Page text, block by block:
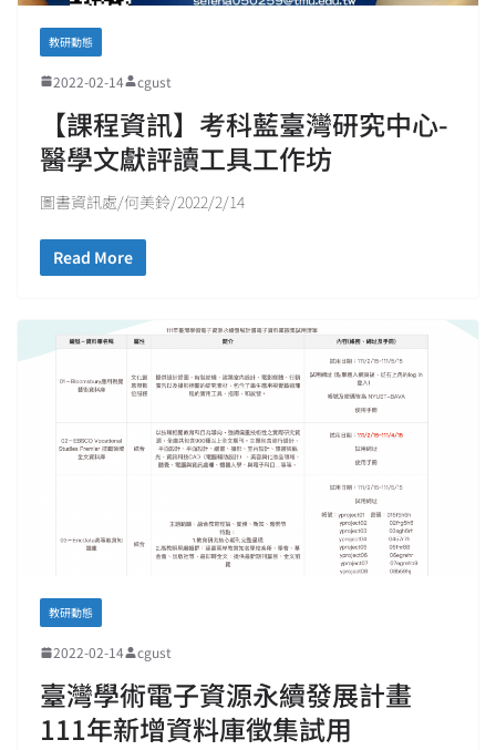
教研動態
2022-02-14 cgust
【課程資訊】考科藍臺灣研究中心-
醫學文獻評讀工具工作坊
圖書資訊處/何美鈴/2022/2/14
Read More
教研動態
2022-02-14 cgust
臺灣學術電子資源永續發展計畫
111年新增資料庫徵集試用